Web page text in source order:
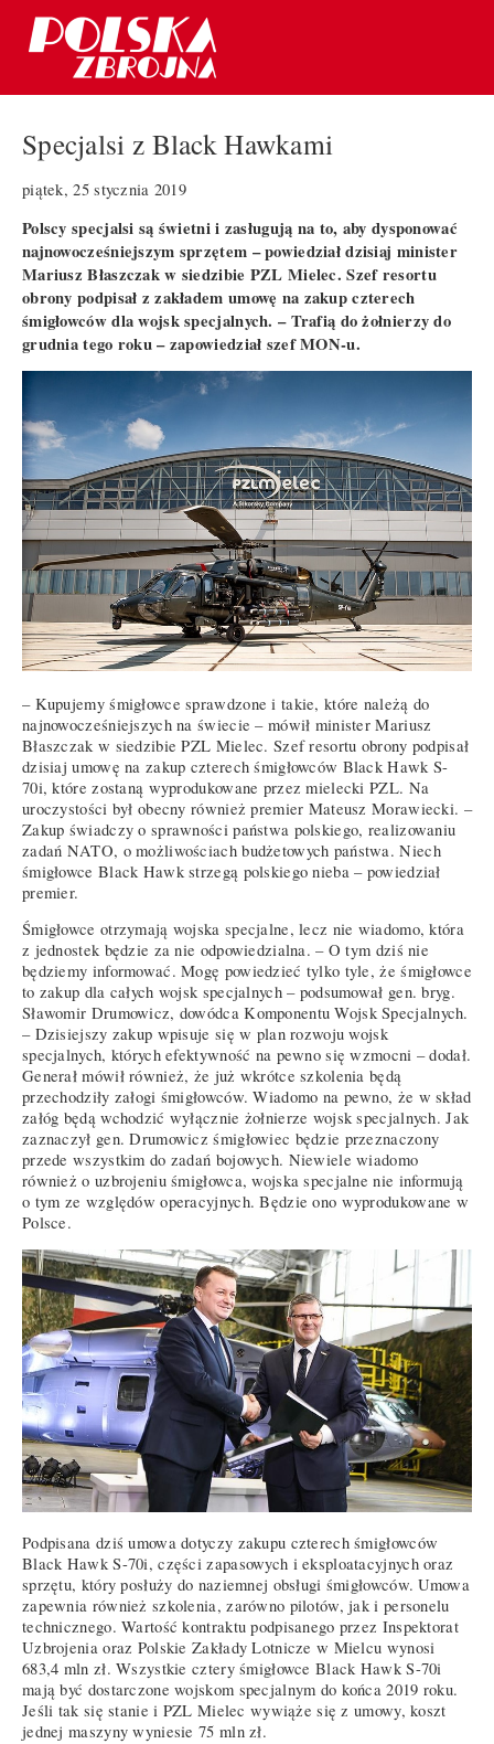
Specjalsi z Black Hawkami
piątek, 25 stycznia 2019
Polscy specjalsi są świetni i zasługują na to, aby dysponować
najnowocześniejszym sprzętem – powiedział dzisiaj minister
Mariusz Błaszczak w siedzibie PZL Mielec. Szef resortu
obrony podpisał z zakładem umowę na zakup czterech
śmigłowców dla wojsk specjalnych. – Trafią do żołnierzy do
grudnia tego roku – zapowiedział szef MON-u.
– Kupujemy śmigłowce sprawdzone i takie, które należą do
najnowocześniejszych na świecie – mówił minister Mariusz
Błaszczak w siedzibie PZL Mielec. Szef resortu obrony podpisał
dzisiaj umowę na zakup czterech śmigłowców Black Hawk S-
70i, które zostaną wyprodukowane przez mielecki PZL. Na
uroczystości był obecny również premier Mateusz Morawiecki. –
Zakup świadczy o sprawności państwa polskiego, realizowaniu
zadań NATO, o możliwościach budżetowych państwa. Niech
śmigłowce Black Hawk strzegą polskiego nieba – powiedział
premier.
Śmigłowce otrzymają wojska specjalne, lecz nie wiadomo, która
z jednostek będzie za nie odpowiedzialna. – O tym dziś nie
będziemy informować. Mogę powiedzieć tylko tyle, że śmigłowce
to zakup dla całych wojsk specjalnych – podsumował gen. bryg.
Sławomir Drumowicz, dowódca Komponentu Wojsk Specjalnych.
– Dzisiejszy zakup wpisuje się w plan rozwoju wojsk
specjalnych, których efektywność na pewno się wzmocni – dodał.
Generał mówił również, że już wkrótce szkolenia będą
przechodziły załogi śmigłowców. Wiadomo na pewno, że w skład
załóg będą wchodzić wyłącznie żołnierze wojsk specjalnych. Jak
zaznaczył gen. Drumowicz śmigłowiec będzie przeznaczony
przede wszystkim do zadań bojowych. Niewiele wiadomo
również o uzbrojeniu śmigłowca, wojska specjalne nie informują
o tym ze względów operacyjnych. Będzie ono wyprodukowane w
Polsce.
Podpisana dziś umowa dotyczy zakupu czterech śmigłowców
Black Hawk S-70i, części zapasowych i eksploatacyjnych oraz
sprzętu, który posłuży do naziemnej obsługi śmigłowców. Umowa
zapewnia również szkolenia, zarówno pilotów, jak i personelu
technicznego. Wartość kontraktu podpisanego przez Inspektorat
Uzbrojenia oraz Polskie Zakłady Lotnicze w Mielcu wynosi
683,4 mln zł. Wszystkie cztery śmigłowce Black Hawk S-70i
mają być dostarczone wojskom specjalnym do końca 2019 roku.
Jeśli tak się stanie i PZL Mielec wywiąże się z umowy, koszt
jednej maszyny wyniesie 75 mln zł.